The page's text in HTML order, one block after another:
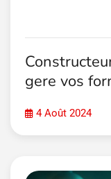
gere vos
4 Août 2024